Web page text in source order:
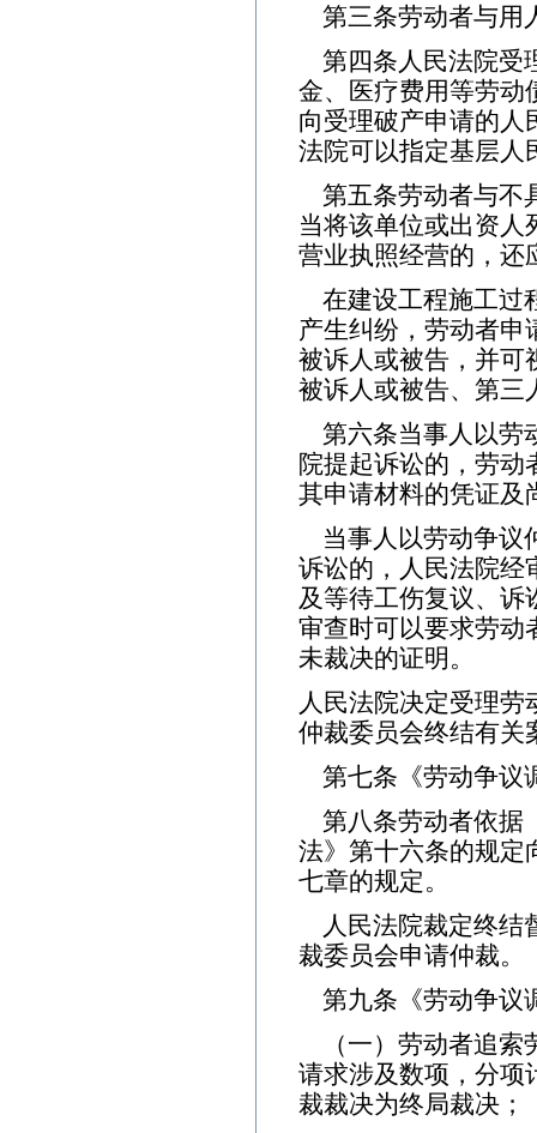
第三条劳动者与用
第四条人民法院受
金、医疗费用等劳动
向受理破产申请的人
法院可以指定基层人
第五条劳动者与不
当将该单位或出资人
营业执照经营的，还
在建设工程施工过
产生纠纷，劳动者申
被诉人或被告，并可
被诉人或被告、第三
第六条当事人以劳
院提起诉讼的，劳动
其申请材料的凭证及
当事人以劳动争议
诉讼的，人民法院经
及等待工伤复议、诉
审查时可以要求劳动
未裁决的证明。
人民法院决定受理
仲裁委员会终结有关
第七条《劳动争议
第八条劳动者依据
法》第十六条的规定
七章的规定。
人民法院裁定终结
裁委员会申请仲裁。
第九条《劳动争议
（一）劳动者追
请求涉及数项，分项
裁裁决为终局裁决；